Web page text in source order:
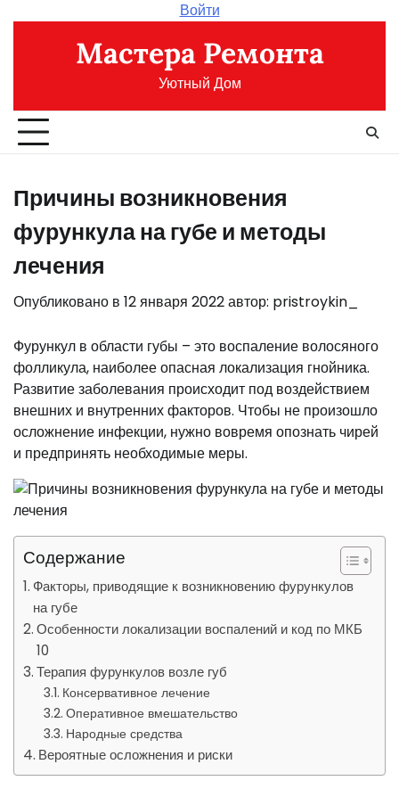
содержимому
Войти
Мастера Ремонта
Уютный Дом
Причины возникновения
фурункула на губе и методы
лечения
Опубликовано в 12 января 2022автор: pristroykin_
Фурункул в области губы – это воспаление волосяного
фолликула, наиболее опасная локализация гнойника.
Развитие заболевания происходит под воздействием
внешних и внутренних факторов. Чтобы не произошло
осложнение инфекции, нужно вовремя опознать чирей
и предпринять необходимые меры.
Содержание
Факторы, приводящие к возникновению фурункулов
на губе
Особенности локализации воспалений и код по МКБ
10
Терапия фурункулов возле губ
Консервативное лечение
Оперативное вмешательство
Народные средства
Вероятные осложнения и риски